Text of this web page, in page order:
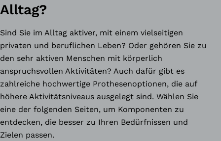
Alltag?
Sind Sie im Alltag aktiver, mit einem vielseitigen
privaten und beruflichen Leben? Oder gehören Sie zu
den sehr aktiven Menschen mit körperlich
anspruchsvollen Aktivitäten? Auch dafür gibt es
zahlreiche hochwertige Prothesenoptionen, die auf
höhere Aktivitätsniveaus ausgelegt sind. Wählen Sie
eine der folgenden Seiten, um Komponenten zu
entdecken, die besser zu Ihren Bedürfnissen und
Zielen passen.